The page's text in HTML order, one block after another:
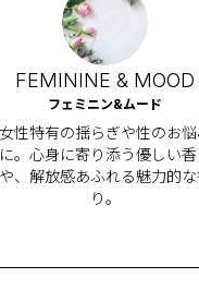
FEMININE & MOOD
フェミニン&ムード
女性特有の揺らぎや性のお
に。心身に寄り添う優しい香
や、解放感あふれる魅力的な
り。